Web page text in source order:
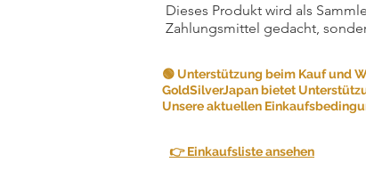
Dieses Produkt wird als
Zahlungsmittel gedacht,
🟢 Unterstützung beim Kauf und
GoldSilverJapan bietet
Unsere aktuellen
👉 Einkaufsliste ansehen